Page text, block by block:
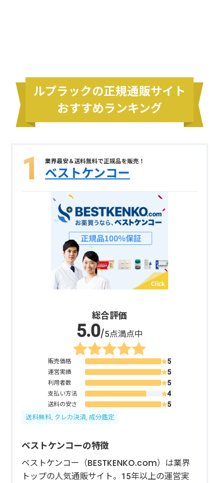
ルプラックの正規通販サイト
おすすめランキング
業界最安＆送料無料で正規品を販売！
ベストケンコー
総合評価
/5点満点中
販売価格
運営実績
利用者数
支払い方法
送料の安さ
送料無料, クレカ決済, 成分鑑定
ベストケンコーの特徴
ベストケンコー（BESTKENKO.com）は業界
トップの人気通販サイト。15年以上の運営実